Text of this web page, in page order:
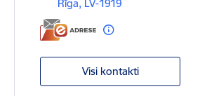
Rīga, LV-1919
Visi kontakti